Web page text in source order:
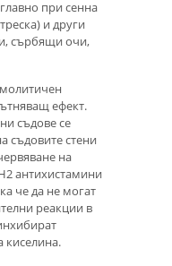
при сенна
и други
сърбящи очи,
ефект.
съдове се
съдовите стени
на
антихистамини
че да не могат
реакции в
киселина.